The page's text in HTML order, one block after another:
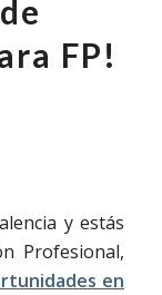
FP!
y estás
Profesional,
en